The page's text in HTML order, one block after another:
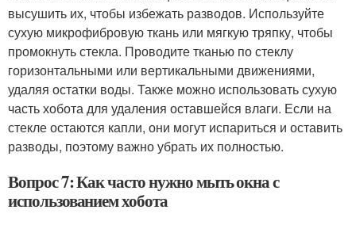
высушить их, чтобы избежать разводов. Используйте
сухую микрофибровую ткань или мягкую тряпку, чтобы
промокнуть стекла. Проводите тканью по стеклу
горизонтальными или вертикальными движениями,
удаляя остатки воды. Также можно использовать сухую
часть хобота для удаления оставшейся влаги. Если на
стекле остаются капли, они могут испариться и оставить
разводы, поэтому важно убрать их полностью.
Вопрос 7: Как часто нужно мыть окна с
использованием хобота